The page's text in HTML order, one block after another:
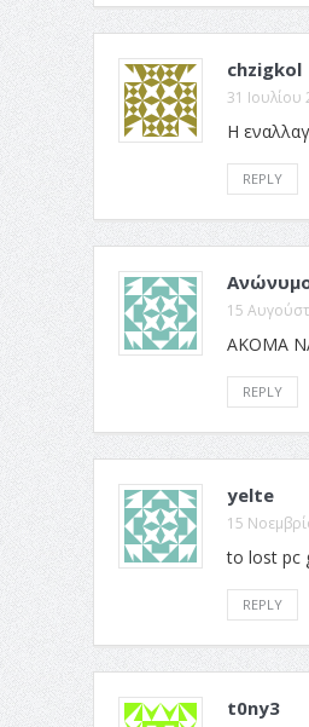
chzigkol
31
Η
REPLY
15
AKOMA
REPLY
yelte
15
to lost pc
REPLY
t0ny3